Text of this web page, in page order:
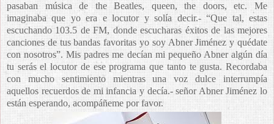
pasaban música de the Beatles, queen, the doors, etc. Me
imaginaba que yo era e locutor y solía decir.- “Que tal, estas
escuchando 103.5 de FM, donde escucharas éxitos de las mejores
canciones de tus bandas favoritas yo soy Abner Jiménez y quédate
con nosotros”. Mis padres me decían mi pequeño Abner algún día
tu serás el locutor de ese programa que tanto te gusta. Recordaba
con mucho sentimiento mientras una voz dulce interrumpía
aquellos recuerdos de mi infancia y decía.- señor Abner Jiménez lo
están esperando, acompáñeme por favor.